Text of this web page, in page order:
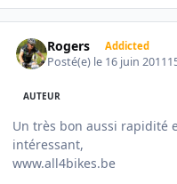
Rogers Addicted
Posté(e) le 16 juin 2011
AUTEUR
Un très bon aussi rapidité
intéressant,
www.all4bikes.be